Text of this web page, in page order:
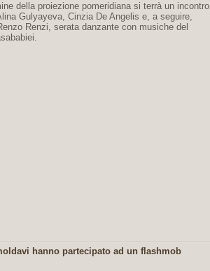
della proiezione pomeridiana si terrà un incontro
Gulyayeva, Cinzia De Angelis e, a seguire,
Renzi, serata danzante con musiche del
hanno partecipato ad un flashmob